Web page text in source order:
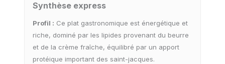
Synthèse express
Profil : Ce plat gastronomique est énergétique et
riche, dominé par les lipides provenant du beurre
et de la crème fraîche, équilibré par un apport
protéique important des saint-jacques.